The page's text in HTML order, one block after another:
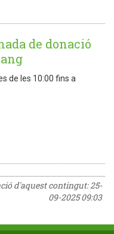
de donació
de les 10:00 fins a
d'aquest contingut:25-
09-2025 09:03